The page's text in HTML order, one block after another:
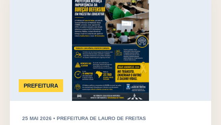
PREFEITURA
25 MAI 2026 • PREFEITURA DE LAURO DE FREITAS